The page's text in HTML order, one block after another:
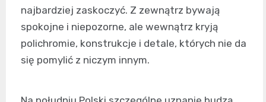
najbardziej zaskoczyć. Z zewnątrz bywają
spokojne i niepozorne, ale wewnątrz kryją
polichromie, konstrukcje i detale, których nie da
się pomylić z niczym innym.